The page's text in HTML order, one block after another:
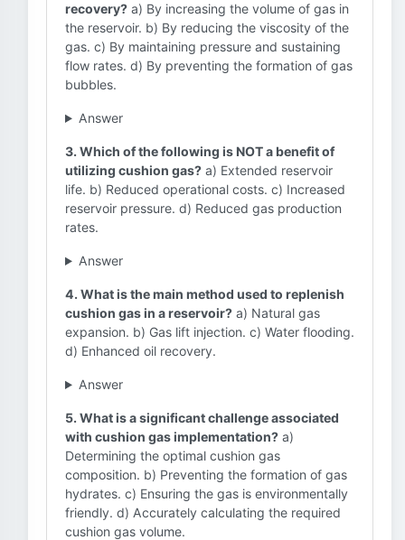
recovery? a) By increasing the volume of gas in
the reservoir. b) By reducing the viscosity of the
gas. c) By maintaining pressure and sustaining
flow rates. d) By preventing the formation of gas
bubbles.
Answer
3. Which of the following is NOT a benefit of
utilizing cushion gas? a) Extended reservoir
life. b) Reduced operational costs. c) Increased
reservoir pressure. d) Reduced gas production
rates.
Answer
4. What is the main method used to replenish
cushion gas in a reservoir? a) Natural gas
expansion. b) Gas lift injection. c) Water flooding.
d) Enhanced oil recovery.
Answer
5. What is a significant challenge associated
with cushion gas implementation? a)
Determining the optimal cushion gas
composition. b) Preventing the formation of gas
hydrates. c) Ensuring the gas is environmentally
friendly. d) Accurately calculating the required
cushion gas volume.